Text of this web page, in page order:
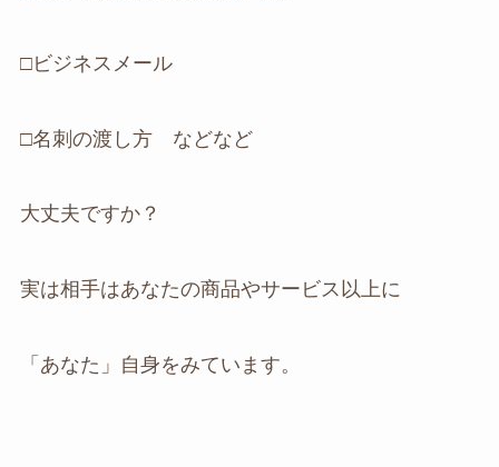
□ビジネスメール
□名刺の渡し方 などなど
大丈夫ですか？
実は相手はあなたの商品やサービス以上に
「あなた」自身をみています。